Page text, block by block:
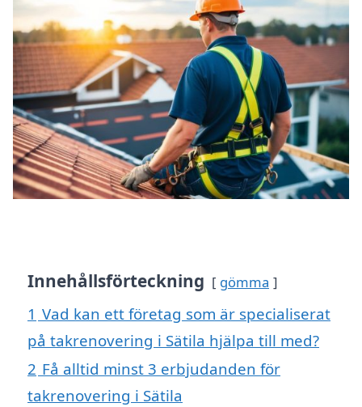
Innehållsförteckning gömma
1 Vad kan ett företag som är specialiserat
på takrenovering i Sätila hjälpa till med?
2 Få alltid minst 3 erbjudanden för
takrenovering i Sätila